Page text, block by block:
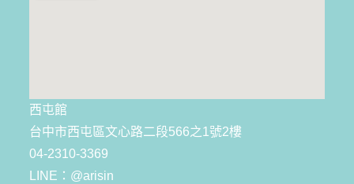
西屯館
台中市西屯區文心路二段566之1號2樓
04-2310-3369
LINE：@arisin